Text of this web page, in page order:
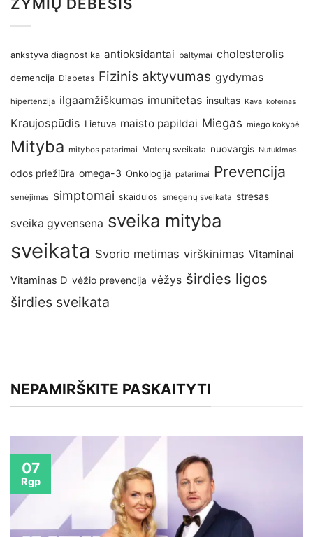
ŽYMIŲ DEBESIS
ankstyva diagnostika antioksidantai baltymai cholesterolis
demencija Diabetas Fizinis aktyvumas gydymas
hipertenzija ilgaamžiškumas imunitetas insultas Kava kofeinas
Kraujospūdis Lietuva maisto papildai Miegas miego kokybė
Mityba mitybos patarimai Moterų sveikata nuovargis Nutukimas
odos priežiūra omega-3 Onkologija patarimai Prevencija
senėjimas simptomai skaidulos smegenų sveikata stresas
sveika gyvensena sveika mityba
sveikata Svorio metimas virškinimas Vitaminai
Vitaminas D vėžio prevencija vėžys širdies ligos
širdies sveikata
NEPAMIRŠKITE PASKAITYTI
07
Rgp